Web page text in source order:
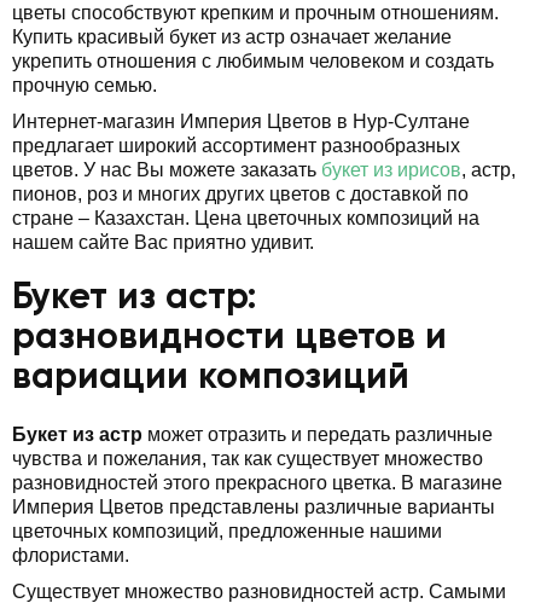
цветы способствуют крепким и прочным отношениям.
Купить красивый букет из астр означает желание
укрепить отношения с любимым человеком и создать
прочную семью.
Интернет-магазин Империя Цветов в Нур-Султане
предлагает широкий ассортимент разнообразных
цветов. У нас Вы можете заказать букет из ирисов, астр,
пионов, роз и многих других цветов с доставкой по
стране – Казахстан. Цена цветочных композиций на
нашем сайте Вас приятно удивит.
Букет из астр:
разновидности цветов и
вариации композиций
Букет из астр может отразить и передать различные
чувства и пожелания, так как существует множество
разновидностей этого прекрасного цветка. В магазине
Империя Цветов представлены различные варианты
цветочных композиций, предложенные нашими
флористами.
Существует множество разновидностей астр. Самыми